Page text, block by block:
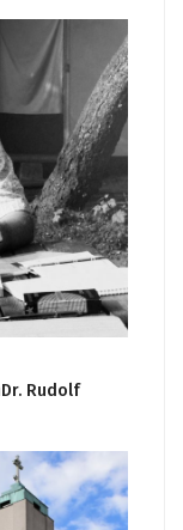
Rudolf